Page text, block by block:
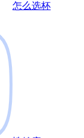
怎么选杯